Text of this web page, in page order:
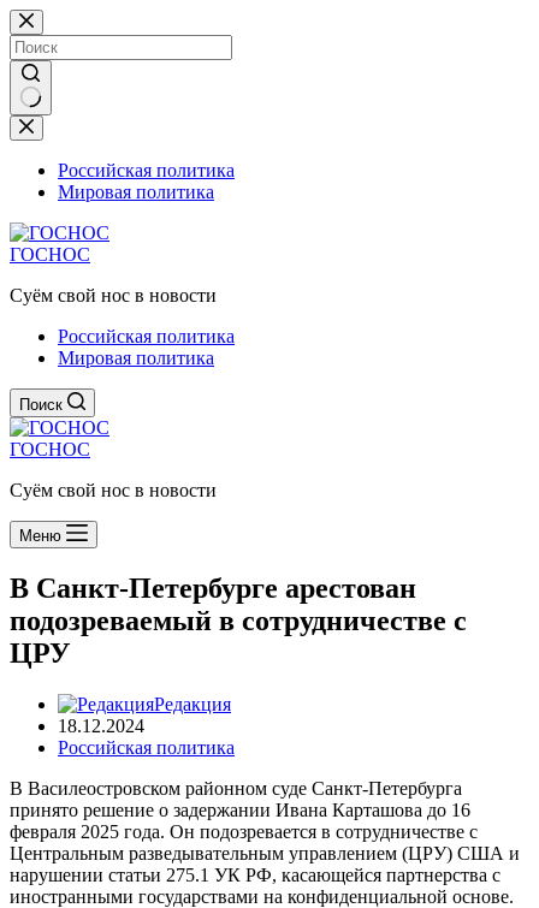
Перейти
к
сути
Ничего
не
найденоРоссийская политика
Мировая политика
ГОСНОС
Суём свой нос в новости
Российская политика
Мировая политика
Поиск
ГОСНОС
Суём свой нос в новости
Меню
В Санкт-Петербурге арестован
подозреваемый в сотрудничестве с
ЦРУ
Редакция
18.12.2024
Российская политика
В Василеостровском районном суде Санкт-Петербурга
принято решение о задержании Ивана Карташова до 16
февраля 2025 года. Он подозревается в сотрудничестве с
Центральным разведывательным управлением (ЦРУ) США и
нарушении статьи 275.1 УК РФ, касающейся партнерства с
иностранными государствами на конфиденциальной основе.